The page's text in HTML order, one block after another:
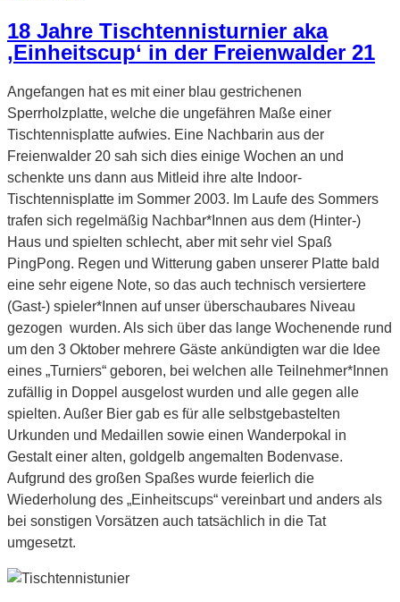
18 Jahre Tischtennisturnier aka
‚Einheitscup‘ in der Freienwalder 21
Angefangen hat es mit einer blau gestrichenen
Sperrholzplatte, welche die ungefähren Maße einer
Tischtennisplatte aufwies. Eine Nachbarin aus der
Freienwalder 20 sah sich dies einige Wochen an und
schenkte uns dann aus Mitleid ihre alte Indoor-
Tischtennisplatte im Sommer 2003. Im Laufe des Sommers
trafen sich regelmäßig Nachbar*Innen aus dem (Hinter-)
Haus und spielten schlecht, aber mit sehr viel Spaß
PingPong. Regen und Witterung gaben unserer Platte bald
eine sehr eigene Note, so das auch technisch versiertere
(Gast-) spieler*Innen auf unser überschaubares Niveau
gezogen wurden. Als sich über das lange Wochenende rund
um den 3 Oktober mehrere Gäste ankündigten war die Idee
eines „Turniers“ geboren, bei welchen alle Teilnehmer*Innen
zufällig in Doppel ausgelost wurden und alle gegen alle
spielten. Außer Bier gab es für alle selbstgebastelten
Urkunden und Medaillen sowie einen Wanderpokal in
Gestalt einer alten, goldgelb angemalten Bodenvase.
Aufgrund des großen Spaßes wurde feierlich die
Wiederholung des „Einheitscups“ vereinbart und anders als
bei sonstigen Vorsätzen auch tatsächlich in die Tat
umgesetzt.